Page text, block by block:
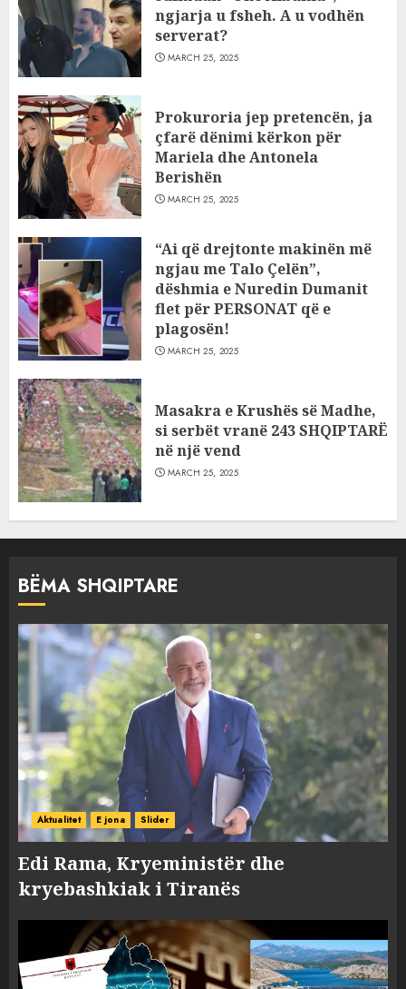
ngjarja u fsheh. A u vodhën
serverat?
MARCH 25, 2025
Prokuroria jep pretencën, ja
çfarë dënimi kërkon për
Mariela dhe Antonela
Berishën
MARCH 25, 2025
“Ai që drejtonte makinën më
ngjau me Talo Çelën”,
dëshmia e Nuredin Dumanit
flet për PERSONAT që e
plagosën!
MARCH 25, 2025
Masakra e Krushës së Madhe,
si serbët vranë 243 SHQIPTARË
në një vend
MARCH 25, 2025
BËMA SHQIPTARE
Aktualitet E jona Slider
Edi Rama, Kryeministër dhe
kryebashkiak i Tiranës